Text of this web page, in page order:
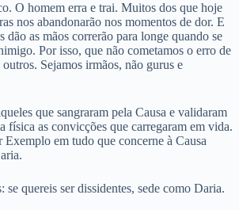
O homem erra e trai. Muitos dos que hoje
nos abandonarão nos momentos de dor. E
dão as mãos correrão para longe quando se
Por isso, que não cometamos o erro de
Sejamos irmãos, não gurus e
que sangraram pela Causa e validaram
física as convicções que carregaram em vida.
Exemplo em tudo que concerne à Causa
se quereis ser dissidentes, sede como Daria.